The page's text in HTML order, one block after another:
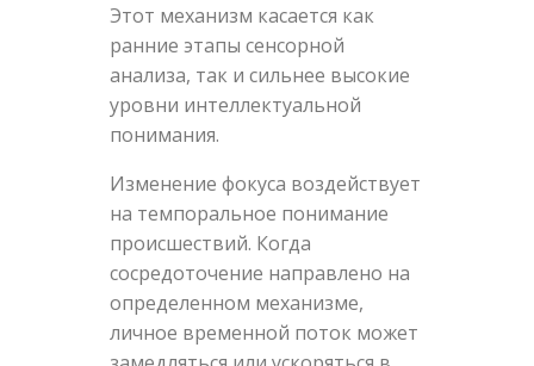
Этот механизм касается как
ранние этапы сенсорной
анализа, так и сильнее высокие
уровни интеллектуальной
понимания.
Изменение фокуса воздействует
на темпоральное понимание
происшествий. Когда
сосредоточение направлено на
определенном механизме,
личное временной поток может